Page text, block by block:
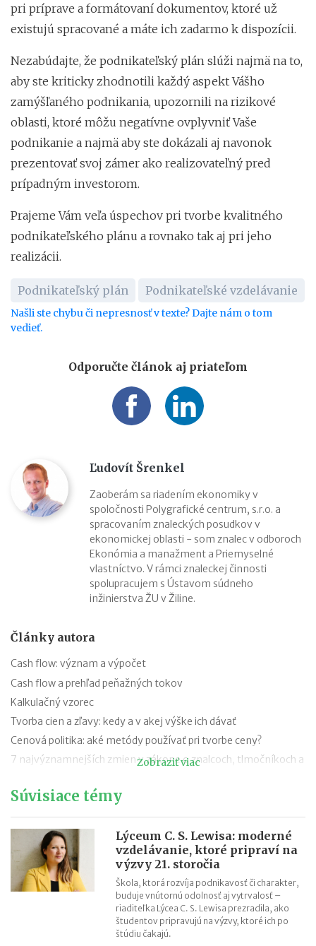
pri príprave a formátovaní dokumentov, ktoré už
existujú spracované a máte ich zadarmo k dispozícii.
Nezabúdajte, že podnikateľský plán slúži najmä na to,
aby ste kriticky zhodnotili každý aspekt Vášho
zamýšľaného podnikania, upozornili na rizikové
oblasti, ktoré môžu negatívne ovplyvniť Vaše
podnikanie a najmä aby ste dokázali aj navonok
prezentovať svoj zámer ako realizovateľný pred
prípadným investorom.
Prajeme Vám veľa úspechov pri tvorbe kvalitného
podnikateľského plánu a rovnako tak aj pri jeho
realizácii.
Podnikateľský plán Podnikateľské vzdelávanie
Našli ste chybu či nepresnosť v texte? Dajte nám o tom
vedieť.
Odporučte článok aj priateľom
Ľudovít Šrenkel
Zaoberám sa riadením ekonomiky v
spoločnosti Polygrafické centrum, s.r.o. a
spracovaním znaleckých posudkov v
ekonomickej oblasti - som znalec v odboroch
Ekonómia a manažment a Priemyselné
vlastníctvo. V rámci znaleckej činnosti
spolupracujem s Ústavom súdneho
inžinierstva ŽU v Žiline.
Články autora
Cash flow: význam a výpočet
Cash flow a prehľad peňažných tokov
Kalkulačný vzorec
Tvorba cien a zľavy: kedy a v akej výške ich dávať
Cenová politika: aké metódy používať pri tvorbe ceny?
7 najvýznamnejších zmien v zákone o znalcoch, tlmočníkoch a
Podpora podnikania na Slovensku konečne realitou
Invest Europe vidí potenciál v investíciách do infraštruktúry
TOP 10 svetových startupov
Podnikateľskí anjeli investovali v roku 2015 v rámci Európy viac
než 6 miliárd eur
Zobraziť viac
Súvisiace témy
Lýceum C. S. Lewisa: moderné
vzdelávanie, ktoré pripraví na
výzvy 21. storočia
Škola, ktorá rozvíja podnikavosť či charakter,
buduje vnútornú odolnosť aj vytrvalosť –
riaditeľka Lýcea C. S. Lewisa prezradila, ako
študentov pripravujú na výzvy, ktoré ich po
štúdiu čakajú.